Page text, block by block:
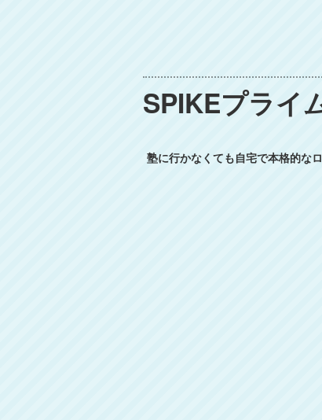
SPIKEプライ
塾に行かなくても自宅で本格的な